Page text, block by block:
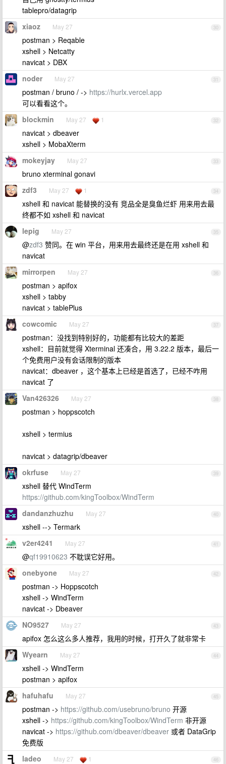
tablepro/datagrip
30
xiaoz May 27
postman > Reqable
xshell > Netcatty
navicat > DBX
31
noder May 27
postman / bruno / -> https://hurlx.vercel.app
可以看看这个。
32
blockmin May 27 1
navicat > dbeaver
xshell > MobaXterm
33
mokeyjay May 27
bruno xterminal gonavi
34
zdf3 May 27 1
xshell 和 navicat 能替换的没有 竞品全是臭鱼烂虾 用来用去最
终都不如 xshell 和 navicat
35
lepig May 27
@zdf3 赞同。在 win 平台，用来用去最终还是在用 xshell 和
navicat
36
mirrorpen May 27
postman > apifox
xshell > tabby
navicat > tablePlus
37
cowcomic May 27
postman：没找到特别好的，功能都有比较大的差距
xshell：目前就觉得 Xterminal 还凑合，用 3.22.2 版本，最后一
个免费用户没有会话限制的版本
navicat：dbeaver ，这个基本上已经是首选了，已经不咋用
navicat 了
38
Van426326 May 27
postman > hoppscotch
xshell > termius
navicat > datagrip/dbeaver
39
okrfuse May 27
xshell 替代 WindTerm
https://github.com/kingToolbox/WindTerm
40
dandanzhuzhu May 27
xshell --> Termark
41
v2er4241 May 27
@qf19910623 不耽误它好用。
42
onebyone May 27
postman -> Hoppscotch
xshell -> WindTerm
navicat -> Dbeaver
43
NO9527 May 27
apifox 怎么这么多人推荐，我用的时候，打开久了就非常卡
44
Wyearn May 27
xshell -> WindTerm
postman > apifox
45
hafuhafu May 27
postman -> https://github.com/usebruno/bruno 开源
xshell -> https://github.com/kingToolbox/WindTerm 非开源
navicat -> https://github.com/dbeaver/dbeaver 或者 DataGrip
免费版
46
ladeo May 27 1